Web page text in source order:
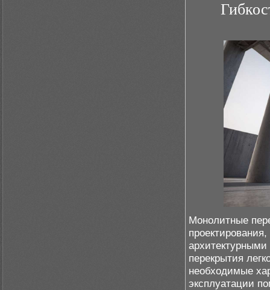
Монолитные
перекрытия
необходимые
эксплуатации